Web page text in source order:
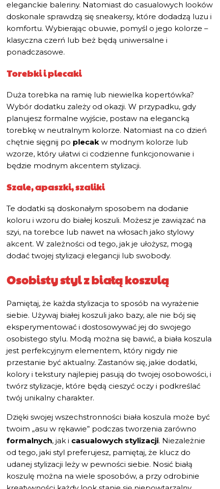
eleganckie baleriny. Natomiast do casualowych looków
doskonale sprawdzą się sneakersy, które dodadzą luzu i
komfortu. Wybierając obuwie, pomyśl o jego kolorze –
klasyczna czerń lub beż będą uniwersalne i
ponadczasowe.
Torebki i plecaki
Duża torebka na ramię lub niewielka kopertówka?
Wybór dodatku zależy od okazji. W przypadku, gdy
planujesz formalne wyjście, postaw na elegancką
torebkę w neutralnym kolorze. Natomiast na co dzień
chętnie sięgnij po plecak w modnym kolorze lub
wzorze, który ułatwi ci codzienne funkcjonowanie i
będzie modnym akcentem stylizacji.
Szale, apaszki, szaliki
Te dodatki są doskonałym sposobem na dodanie
koloru i wzoru do białej koszuli. Możesz je zawiązać na
szyi, na torebce lub nawet na włosach jako stylowy
akcent. W zależności od tego, jak je ułożysz, mogą
dodać twojej stylizacji elegancji lub swobody.
Osobisty styl z białą koszulą
Pamiętaj, że każda stylizacja to sposób na wyrażenie
siebie. Używaj białej koszuli jako bazy, ale nie bój się
eksperymentować i dostosowywać jej do swojego
osobistego stylu. Modą można się bawić, a biała koszula
jest perfekcyjnym elementem, który nigdy nie
przestanie być aktualny. Zastanów się, jakie dodatki,
kolory i tekstury najlepiej pasują do twojej osobowości, i
twórz stylizacje, które będą cieszyć oczy i podkreślać
twój unikalny charakter.
Dzięki swojej wszechstronności biała koszula może być
twoim „asu w rękawie” podczas tworzenia zarówno
formalnych, jak i casualowych stylizacji. Niezależnie
od tego, jaki styl preferujesz, pamiętaj, że klucz do
udanej stylizacji leży w pewności siebie. Nosić białą
koszulę można na wiele sposobów, a przy odrobinie